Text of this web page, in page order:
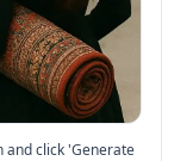
and click 'Generate